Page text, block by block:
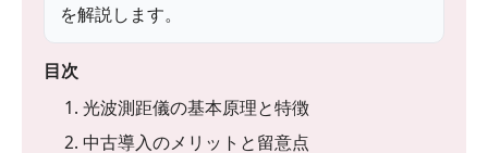
を解説します。
目次
1. 光波測距儀の基本原理と特徴
2. 中古導入のメリットと留意点